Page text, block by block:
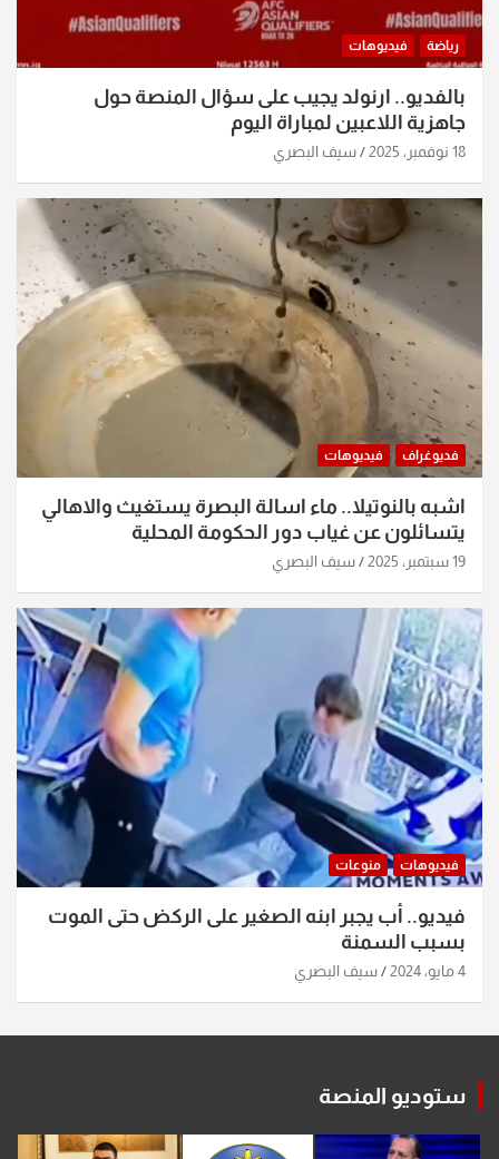
رياضة فيديوهات
بالفديو.. ارنولد يجيب على سؤال المنصة حول
جاهزية اللاعبين لمباراة اليوم
18 نوفمبر، 2025 سيف البصري
فديوغراف فيديوهات
اشبه بالنوتيلا.. ماء اسالة البصرة يستغيث والاهالي
يتسائلون عن غياب دور الحكومة المحلية
19 سبتمبر، 2025 سيف البصري
فيديوهات منوعات
فيديو.. أب يجبر ابنه الصغير على الركض حتى الموت
بسبب السمنة
4 مايو، 2024 سيف البصري
ستوديو المنصة